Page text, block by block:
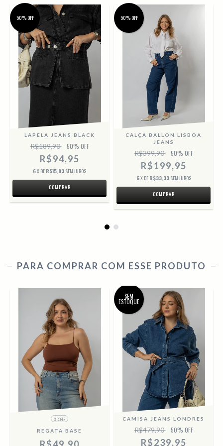
50% OFF
LAPELA JEANS BLACK
R$189,90 50% OFF
R$94,95
6X DE R$15,83 SEM JUROS
COMPRAR
50% OFF
CALÇA BALLON LISBOA
JEANS
R$399,90 50% OFF
R$199,95
6X DE R$33,33 SEM JUROS
COMPRAR
PARA COMPRAR COM ESSE PRODUTO
3 CORES
REGATA BASE
R$49,90
SEM
ESTOQUE
CAMISA JEANS LONDRES
R$479,90 50% OFF
R$239,95